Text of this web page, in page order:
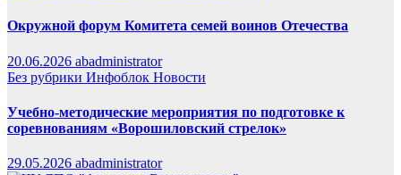
Окружной форум Комитета семей воинов Отечества
20.06.2026 abadministrator
Без рубрики Инфоблок Новости
Учебно-методические мероприятия по подготовке к
соревнованиям «Ворошиловский стрелок»
29.05.2026 abadministrator